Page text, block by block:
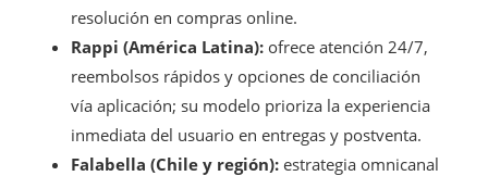
resolución en compras online.
Rappi (América Latina): ofrece atención 24/7,
reembolsos rápidos y opciones de conciliación
vía aplicación; su modelo prioriza la experiencia
inmediata del usuario en entregas y postventa.
Falabella (Chile y región): estrategia omnicanal